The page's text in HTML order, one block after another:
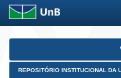
Skip
REPOSITÓRIO INSTITUCIONAL DA